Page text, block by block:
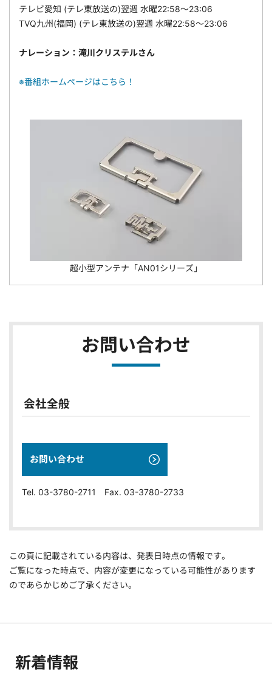
テレビ愛知 (テレ東放送の)翌週 水曜22:58～23:06
TVQ九州(福岡) (テレ東放送の)翌週 水曜22:58～23:06
ナレーション：滝川クリステルさん
※番組ホームページはこちら！
超小型アンテナ「AN01シリーズ」
お問い合わせ
会社全般
お問い合わせ
Tel. 03-3780-2711 Fax. 03-3780-2733
この頁に記載されている内容は、発表日時点の情報です。
ご覧になった時点で、内容が変更になっている可能性があります
のであらかじめご了承ください。
新着情報